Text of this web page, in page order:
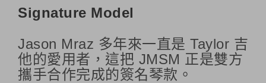
Signature Model
Jason Mraz 多年來一直是 Taylor 吉
他的愛用者，這把 JMSM 正是雙方
攜手合作完成的簽名琴款。